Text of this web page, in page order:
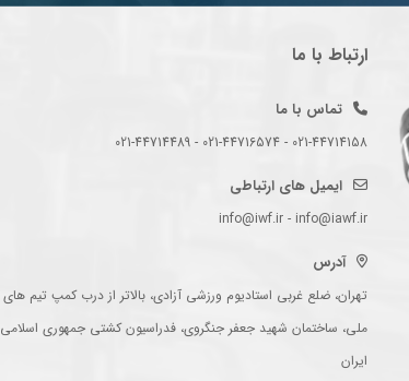
ارتباط با ما
تماس با ما
021-44714158 - 021-44716574 - 021-44714489
ایمیل های ارتباطی
info@iwf.ir - info@iawf.ir
آدرس
تهران، ضلع غربی استادیوم ورزشی آزادی، بالاتر از درب کمپ تیم های
ملی، ساختمان شهید جعفر جنگروی، فدراسیون کشتی جمهوری اسلامی
ایران